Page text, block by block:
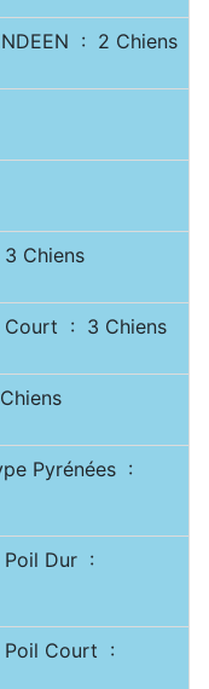
: 2 Chiens
3 Chiens
Court : 3 Chiens
Pyrénées :
Poil Dur :
Poil Court :